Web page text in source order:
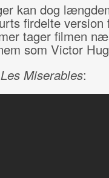
kan dog
firdelte version
tager filmen
som Victor
Les Miserables: